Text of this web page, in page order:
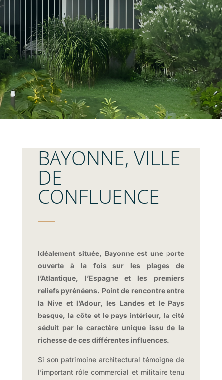
BAYONNE, VILLE
DE
CONFLUENCE
Idéalement située, Bayonne est une porte
ouverte à la fois sur les plages de
l’Atlantique, l’Espagne et les premiers
reliefs pyrénéens. Point de rencontre entre
la Nive et l’Adour, les Landes et le Pays
basque, la côte et le pays intérieur, la cité
séduit par le caractère unique issu de la
richesse de ces différentes influences.
Si son patrimoine architectural témoigne de
l’important rôle commercial et militaire tenu